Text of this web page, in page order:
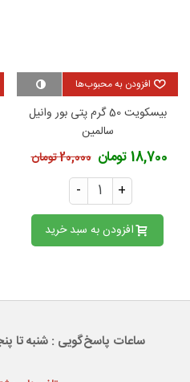
افزودن به محبوب‌ها
بیسکویت 50 گرم پتی بور وانیل
سالمین
18,700 تومان 20,000 تومان
- +
افزودن به سبد خرید
ساعات پاسخ‌گویی : شنبه تا پنجشنبه